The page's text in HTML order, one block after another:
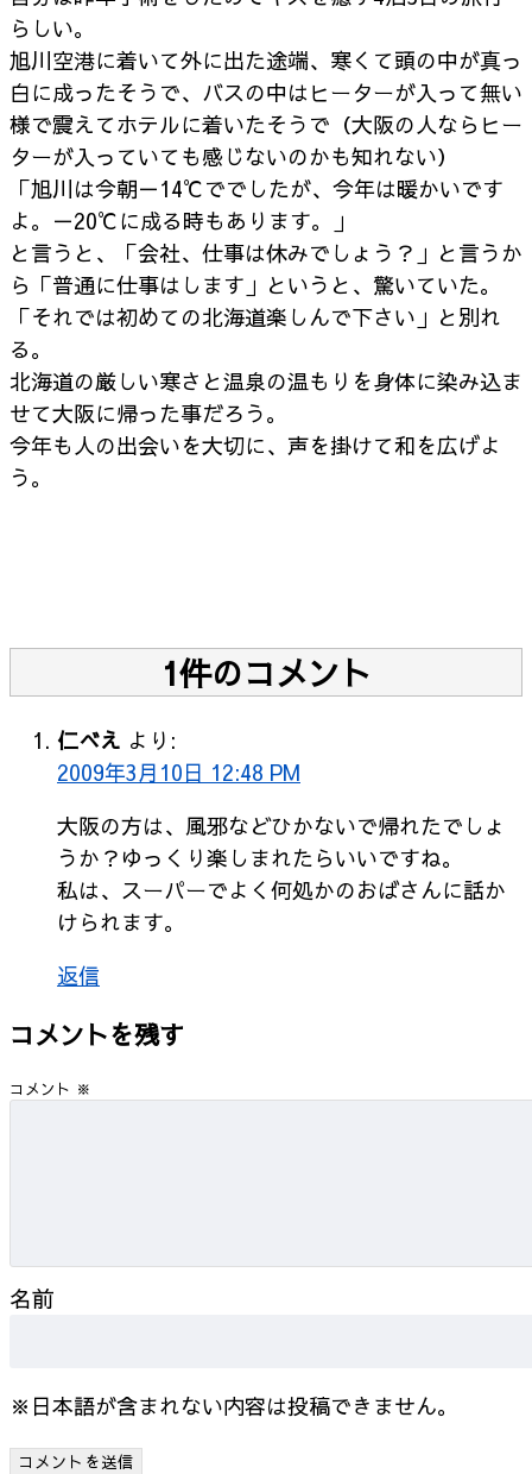
らしい。
旭川空港に着いて外に出た途端、寒くて頭の中が真っ
白に成ったそうで、 バスの中はヒーターが入って無い
様で震えてホテルに着いたそうで （大阪の人ならヒー
ターが入っていても感じないのかも知れない）
「旭川は今朝－14℃ででしたが、今年は暖かいです
よ。－20℃に成る時もあります。」
と言うと、
「会社、仕事は休みでしょう？」と言うか
ら 「普通に仕事はします」というと、驚いていた。
「それでは初めての北海道楽しんで下さい」と別れ
る。
北海道の厳しい寒さと温泉の温もりを身体に染み込ま
せて大阪に帰った事だろう。
今年も人の出会いを大切に、声を掛けて和を広げよ
う。
1件のコメント
仁べえ より:
2009年3月10日 12:48 PM
大阪の方は、風邪などひかないで帰れたでしょ
うか？ゆっくり楽しまれたらいいですね。
私は、スーパーでよく何処かのおばさんに話か
けられます。
返信
コメントを残す
コメント ※
名前
※日本語が含まれない内容は投稿できません。